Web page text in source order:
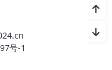
号-1